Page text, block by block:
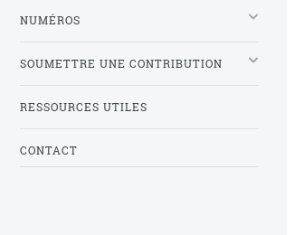
NUMÉROS
SOUMETTRE UNE CONTRIBUTION
RESSOURCES UTILES
CONTACT